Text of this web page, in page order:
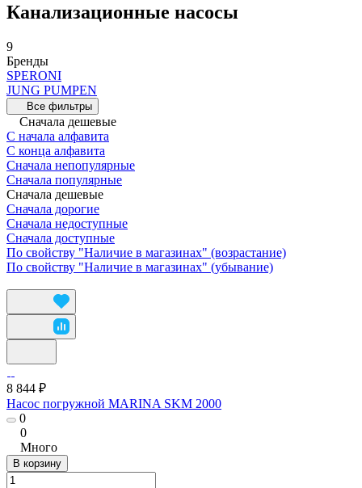
Канализационные насосы
9
Бренды
SPERONI
JUNG PUMPEN
Все фильтры
Сначала дешевые
С начала алфавита
С конца алфавита
Сначала непопулярные
Сначала популярные
Сначала дешевые
Сначала дорогие
Сначала недоступные
Сначала доступные
По свойству "Наличие в магазинах" (возрастание)
По свойству "Наличие в магазинах" (убывание)
8 844 ₽
Насос погружной MARINA SKM 2000
0
0
Много
В корзину